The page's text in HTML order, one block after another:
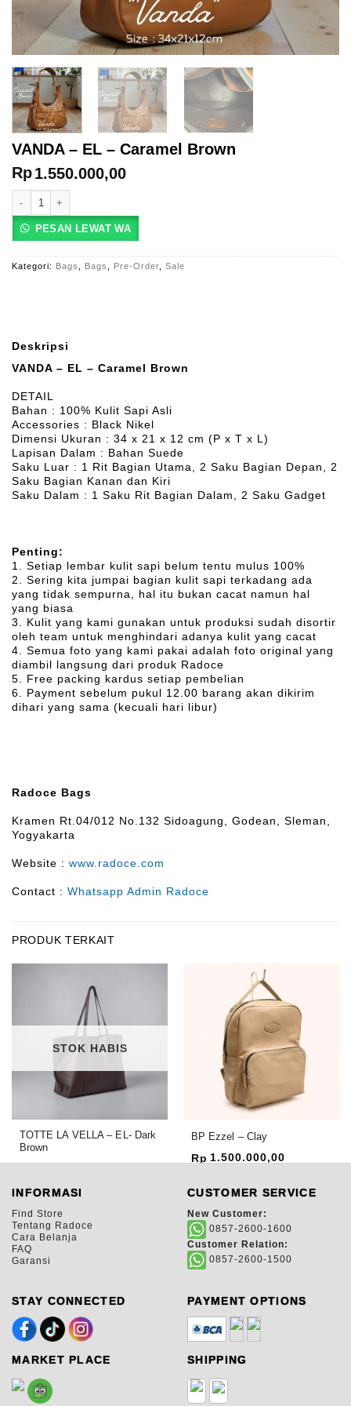
VANDA – EL – Caramel Brown
Rp1.550.000,00
PESAN LEWAT WA
Kategori: Bags Bags Pre-Order Sale
Deskripsi
VANDA – EL – Caramel Brown
DETAIL
Bahan : 100% Kulit Sapi Asli
Accessories : Black Nikel
Dimensi Ukuran : 34 x 21 x 12 cm (P x T x L)
Lapisan Dalam : Bahan Suede
Saku Luar : 1 Rit Bagian Utama, 2 Saku Bagian Depan, 2
Saku Bagian Kanan dan Kiri
Saku Dalam : 1 Saku Rit Bagian Dalam, 2 Saku Gadget
Penting:
1. Setiap lembar kulit sapi belum tentu mulus 100%
2. Sering kita jumpai bagian kulit sapi terkadang ada
yang tidak sempurna, hal itu bukan cacat namun hal
yang biasa
3. Kulit yang kami gunakan untuk produksi sudah disortir
oleh team untuk menghindari adanya kulit yang cacat
4. Semua foto yang kami pakai adalah foto original yang
diambil langsung dari produk Radoce
5. Free packing kardus setiap pembelian
6. Payment sebelum pukul 12.00 barang akan dikirim
dihari yang sama (kecuali hari libur)
Radoce Bags
Kramen Rt.04/012 No.132 Sidoagung, Godean, Sleman,
Yogyakarta
Website : www.radoce.com
Contact : Whatsapp Admin Radoce
PRODUK TERKAIT
STOK HABIS
TOTTE LA VELLA – EL- Dark
Brown
BP Ezzel – Clay
Rp 1.500.000,00
INFORMASI
Find Store
Tentang Radoce
Cara Belanja
FAQ
Garansi
CUSTOMER SERVICE
New Customer:
0857-2600-1600
Customer Relation:
0857-2600-1500
STAY CONNECTED
MARKET PLACE
PAYMENT OPTIONS
SHIPPING